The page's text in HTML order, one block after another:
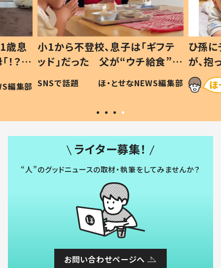
歳息
？」
編集部
小1から不登校、息子は「ギフテ
ッド」だった 父が“ウチ給食”を
作り続ける理由とは #令和の親
#令和の子
SNSで話題 ほ・とせなNEWS編集部
ひ孫
が、
「涙が
い」
ライター募集！
“人”のグッドニュースの取材・執筆をしてみませんか？
お問い合わせページへ